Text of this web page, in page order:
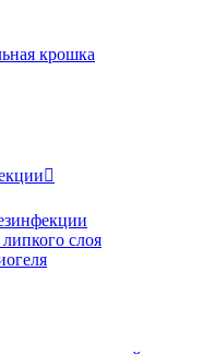
крошка
слоя